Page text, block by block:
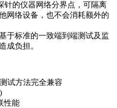
针的仪器网络分界点，可隔离
网络设备，也不会消耗额外的
于标准的一致端到端测试及监
成负担。
试方法完全兼容
性能